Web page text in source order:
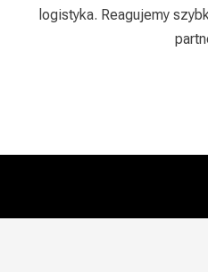
logistyka. Reagujemy